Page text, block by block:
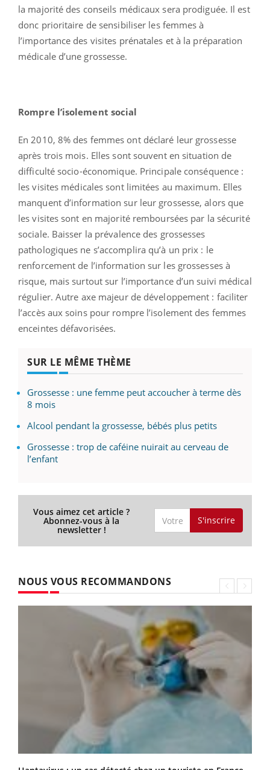
la majorité des conseils médicaux sera prodiguée. Il est
donc prioritaire de sensibiliser les femmes à
l’importance des visites prénatales et à la préparation
médicale d’une grossesse.
Rompre l’isolement social
En 2010, 8% des femmes ont déclaré leur grossesse
après trois mois. Elles sont souvent en situation de
difficulté socio-économique. Principale conséquence :
les visites médicales sont limitées au maximum. Elles
manquent d’information sur leur grossesse, alors que
les visites sont en majorité remboursées par la sécurité
sociale. Baisser la prévalence des grossesses
pathologiques ne s’accomplira qu’à un prix : le
renforcement de l’information sur les grossesses à
risque, mais surtout sur l’importance d’un suivi médical
régulier. Autre axe majeur de développement : faciliter
l’accès aux soins pour rompre l’isolement des femmes
enceintes défavorisées.
SUR LE MÊME THÈME
Grossesse : une femme peut accoucher à terme dès
8 mois
Alcool pendant la grossesse, bébés plus petits
Grossesse : trop de caféine nuirait au cerveau de
l’enfant
Vous aimez cet article ?
Abonnez-vous à la
newsletter !
S'inscrire
NOUS VOUS RECOMMANDONS